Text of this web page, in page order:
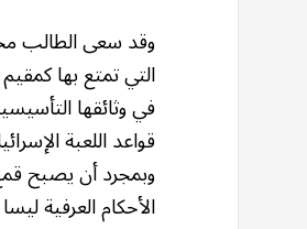
وقد سعى الطالب
التي تمتع بها
في وثائقها
قواعد اللعبة
وبمجرد أن يصبح
الأحكام العرفية